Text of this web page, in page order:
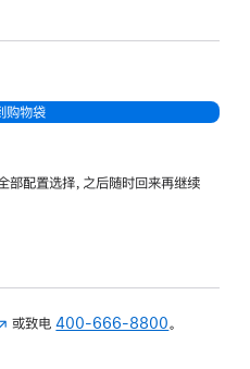
购物袋
部配置选择，之后随时回来再继续
(在 或致电400-666-8800 。